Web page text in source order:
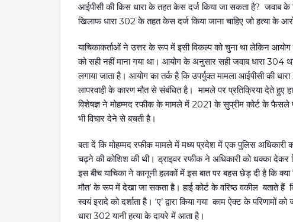
आईपीसी की किस धारा के तहत केस दर्ज किया जा सकता है? जवाब
खिलाफ धारा 302 के तहत केस दर्ज किया जाना चाहिए जो हत्या के
याचिकाकर्ताओं ने उत्तर के रूप में इसी विकल्प को चुना था लेकिन
को सही नहीं माना गया था। आयोग के अनुसार सही जवाब धारा 304
लगाया जाता है। आयोग का तर्क है कि उपर्युक्त मामला आईपीसी की
लापरवाही के कारण मौत से संबंधित है। मामले पर प्रतिक्रिया देते हुए
विशेषज्ञ ने मोहम्मद रफीक के मामले में 2021 के सुप्रीम कोर्ट के फैसले
भी विचार देने से बचती है।
बता दें कि मोहम्मद रफीक मामले में मध्य प्रदेश में एक पुलिस
चढ़ने की कोशिश की थी। ड्राइवर रफीक ने अधिकारी को धक्का देकर
इस बीच याचिका ने कानूनी हलकों में इस बात पर बहस छेड़ दी है कि क्या
मौत’ के रूप में देखा जा सकता है। हाई कोर्ट के वरिष्ठ वकील बताते हैं
स्वयं इरादे को दर्शाता है। ‘ए’ द्वारा किया गया काम ऐक्ट के
धारा 302 यानी हत्या के दायरे में आता है।